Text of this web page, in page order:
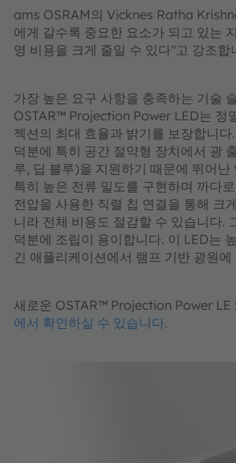
ams OSRAM의 Vicknes Ratha
에게 갈수록 중요한 요소가 되고 있는
영 비용을 크게 줄일 수 있다"고 강조합
가장 높은 요구 사항을 충족하는 기술
OSTAR™ Projection Power LED는 정
젝션의 최대 효율과 밝기를 보장합니
덕분에 특히 공간 절약형 장치에서 광
루, 딥 블루)을 지원하기 때문에 뛰어
특히 높은 전류 밀도를 구현하며 까다
전압을 사용한 직렬 칩 연결을 통해 크
니라 전체 비용도 절감할 수 있습니다.
덕분에 조립이 용이합니다. 이 LED는
긴 애플리케이션에서 램프 기반 광원
새로운 OSTAR™ Projection Power
에서 확인하실 수 있습니다.